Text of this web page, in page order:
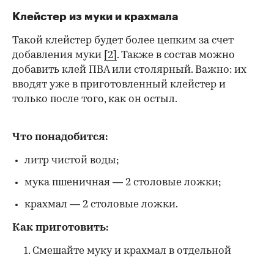
Клейстер из муки и крахмала
Такой клейстер будет более цепким за счет
добавления муки [2] . Также в состав можно
добавить клей ПВА или столярный. Важно: их
вводят уже в приготовленный клейстер и
только после того, как он остыл.
Что понадобится:
литр чистой воды;
мука пшеничная — 2 столовые ложки;
крахмал — 2 столовые ложки.
Как приготовить:
Смешайте муку и крахмал в отдельной